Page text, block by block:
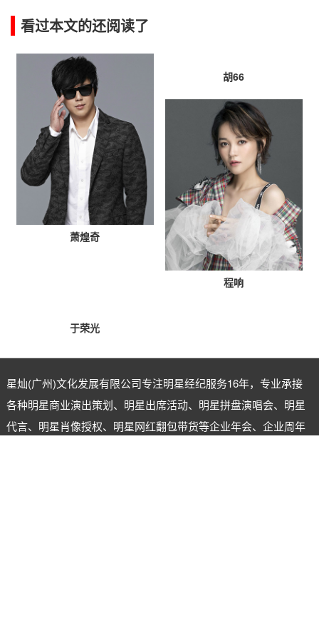
看过本文的还阅读了
萧煌奇
胡66
程响
于荣光
星灿(广州)文化发展有限公司专注明星经纪服务16年，专业承接
各种明星商业演出策划、明星出席活动、明星拼盘演唱会、明星
代言、明星肖像授权、明星网红翻包带货等企业年会、企业周年